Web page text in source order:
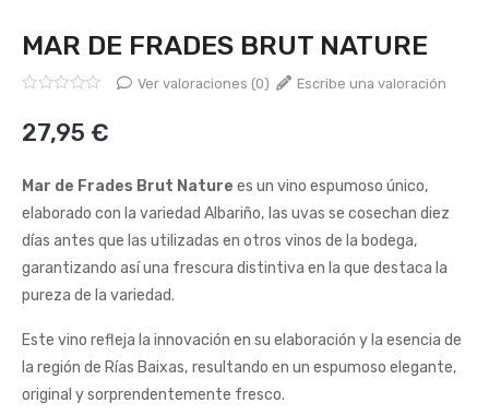
MAR DE FRADES BRUT NATURE
0
de
Ver valoraciones (0) Escribe una valoración
27,95 €
Mar de Frades Brut Nature es un vino espumoso único,
elaborado con la variedad Albariño, las uvas se cosechan diez
días antes que las utilizadas en otros vinos de la bodega,
garantizando así una frescura distintiva en la que destaca la
pureza de la variedad.
Este vino refleja la innovación en su elaboración y la esencia de
la región de Rías Baixas, resultando en un espumoso elegante,
original y sorprendentemente fresco.